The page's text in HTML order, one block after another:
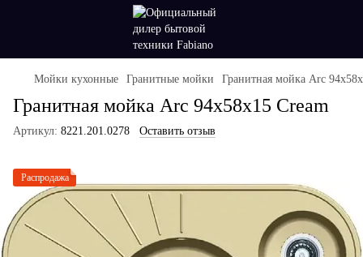
Мойки кухонные Гранитные мойки Гранитная мойка Arc
Гранитная мойка Arc 94x58x15 Cream
Артикул: 8221.201.0278 Оставить отзыв
Распродажа